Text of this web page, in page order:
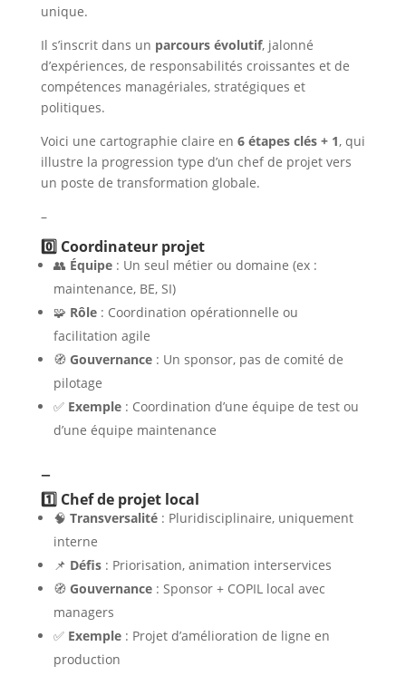
unique.
Il s’inscrit dans un parcours évolutif, jalonné
d’expériences, de responsabilités croissantes et de
compétences managériales, stratégiques et
politiques.
Voici une cartographie claire en 6 étapes clés + 1, qui
illustre la progression type d’un chef de projet vers
un poste de transformation globale.
–
0️⃣ Coordinateur projet
👥 Équipe: Un seul métier ou domaine (ex :
maintenance, BE, SI)
🧩 Rôle: Coordination opérationnelle ou
facilitation agile
🧭 Gouvernance: Un sponsor, pas de comité de
pilotage
✅ Exemple: Coordination d’une équipe de test ou
d’une équipe maintenance
–
1️⃣ Chef de projet local
🧠 Transversalité: Pluridisciplinaire, uniquement
interne
📌 Défis: Priorisation, animation interservices
🧭 Gouvernance: Sponsor + COPIL local avec
managers
✅ Exemple: Projet d’amélioration de ligne en
production